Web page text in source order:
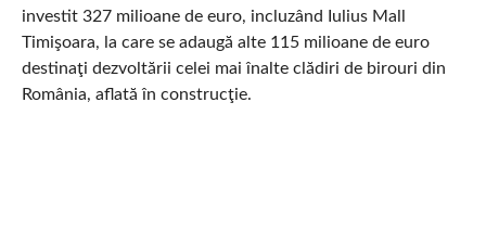
investit 327 milioane de euro, incluzând Iulius Mall
Timişoara, la care se adaugă alte 115 milioane de euro
destinaţi dezvoltării celei mai înalte clădiri de birouri din
România, aflată în construcţie.